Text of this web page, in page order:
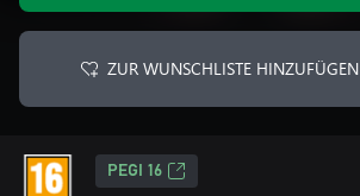
ZUR WUNSCHLISTE HINZUFÜGEN
PEGI 16